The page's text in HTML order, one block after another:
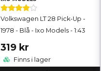
Volkswagen LT 28 Pick-Up -
1978 - Blå - Ixo Models - 1:43
319 kr
Finns i lager